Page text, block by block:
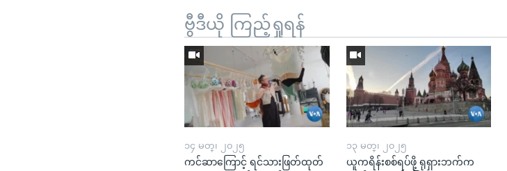
ဗွီဒီယို ကြည့်ရှုရန်
၁၄ မတ္၊ ၂၀၂၅
ကင်ဆာကြောင့် ရင်သားဖြတ်ထုတ်
၁၃ မတ္၊ ၂၀၂၅
ယူကရိန်းစစ်ရပ်ဖို့ ရုရှားဘက်က